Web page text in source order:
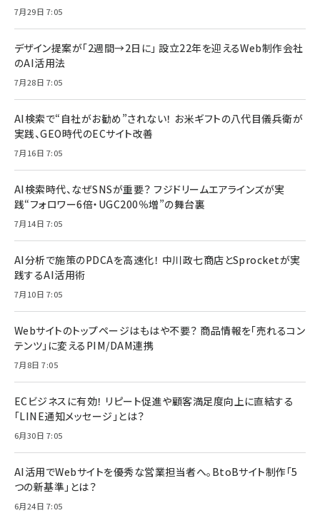
7月29日 7:05
デザイン提案が「2週間→2日に」 設立22年を迎えるWeb制作会社
のAI活用法
7月28日 7:05
AI検索で“自社がお勧め”されない！ お米ギフトの八代目儀兵衛が
実践、GEO時代のECサイト改善
7月16日 7:05
AI検索時代、なぜSNSが重要？ フジドリームエアラインズが実
践“フォロワー6倍・UGC200％増”の舞台裏
7月14日 7:05
AI分析で施策のPDCAを高速化！ 中川政七商店とSprocketが実
践するAI活用術
7月10日 7:05
Webサイトのトップページはもはや不要？ 商品情報を「売れるコン
テンツ」に変えるPIM/DAM連携
7月8日 7:05
ECビジネスに有効！ リピート促進や顧客満足度向上に直結する
「LINE通知メッセージ」とは？
6月30日 7:05
AI活用でWebサイトを優秀な営業担当者へ。BtoBサイト制作「5
つの新基準」とは？
6月24日 7:05